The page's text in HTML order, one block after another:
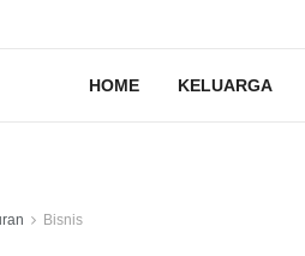
HOME KELUARGA
Bisnis